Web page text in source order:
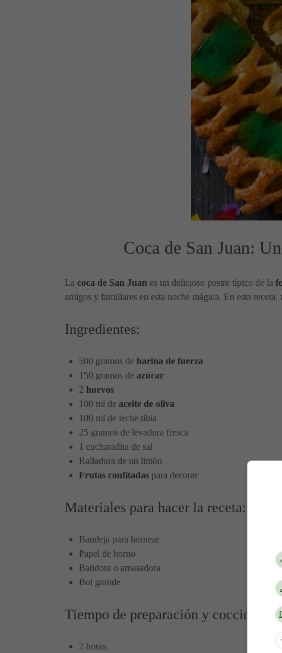
Coca de San Juan:
La coca de San Juan es un delicioso postre típico de la
amigos y familiares en esta noche mágica. En esta
Ingredientes:
500 gramos de harina de fuerza
150 gramos de azúcar
2 huevos
100 ml de aceite de oliva
100 ml de leche tibia
25 gramos de levadura fresca
1 cucharadita de sal
Ralladura de un limón
Frutas confitadas para decorar
Materiales para hacer la receta:
Bandeja para hornear
Papel de horno
Batidora o amasadora
Bol grande
Tiempo de preparación y cocción:
2 horas